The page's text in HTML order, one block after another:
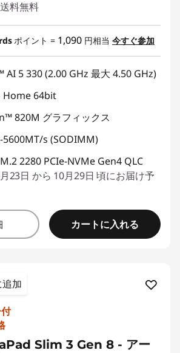
料無料
ポイント = 1,090 円相当 今すぐ参加
AI 5 330 (2.00 GHz 最大 4.50 GHz)
Home 64bit
820M グラフィックス
5600MT/s (SODIMM)
2280 PCIe-NVMe Gen4 QLC
23日 から 10月29日 頃にお届け予
カートに入れる
加
Slim 3 Gen 8 - アー